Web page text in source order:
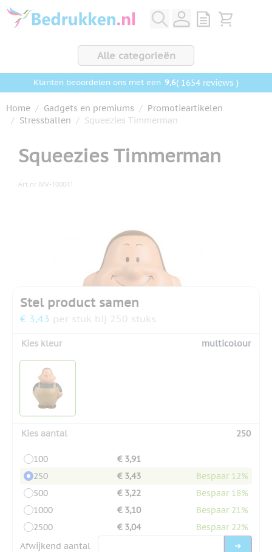
Ga naar de inhoud
View quote,
Bekijk
Alle categorieën
Klanten beoordelen ons met een 9,6( 1654 reviews )
Home / Gadgets en premiums / Promotieartikelen
/ Stressballen / Squeezies Timmerman
Squeezies Timmerman
Art.nr. MV-100041
Klik om afbeelding op volledig scherm te bekijken
Stel product samen
€ 3,43 per stuk bij 250 stuks
Kies kleur multicolour
Kies aantal 250
100
€ 3,91
250
€ 3,43
Bespaar 12%
500
€ 3,22
Bespaar 18%
1000
€ 3,10
Bespaar 21%
2500
€ 3,04
Bespaar 22%
Afwijkend aantal